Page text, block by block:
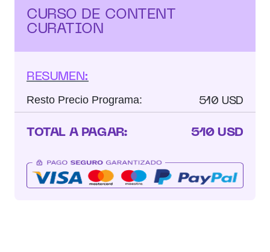
CURSO DE CONTENT
CURATION
RESUMEN:
Resto Precio Programa: 510 USD
TOTAL A PAGAR: 510 USD